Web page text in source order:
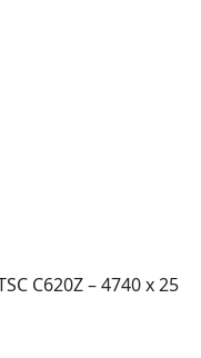
C620Z – 4740 x 25